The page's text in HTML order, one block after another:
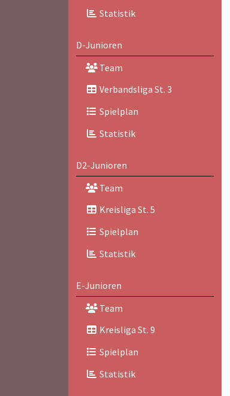
Statistik
D-Junioren
Team
Verbandsliga St. 3
Spielplan
Statistik
D2-Junioren
Team
Kreisliga St. 5
Spielplan
Statistik
E-Junioren
Team
Kreisliga St. 9
Spielplan
Statistik